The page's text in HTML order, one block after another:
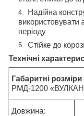
Надійна
використовувати
періоду
Стійке до
Технічні
Габаритні розміри
РМД-1200
Довжина: